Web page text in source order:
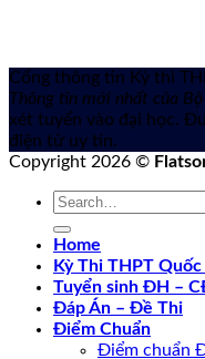
Cổng thông tin Kỳ thi
Thông tin mới nhất của
xét tuyển vào đại học.
điện tử uy tín.
Copyright 2026 ©
Home
Kỳ Thi THPT Quốc
Tuyển sinh ĐH –
Đáp Án – Đề Thi
Điểm Chuẩn
Điểm chuẩn